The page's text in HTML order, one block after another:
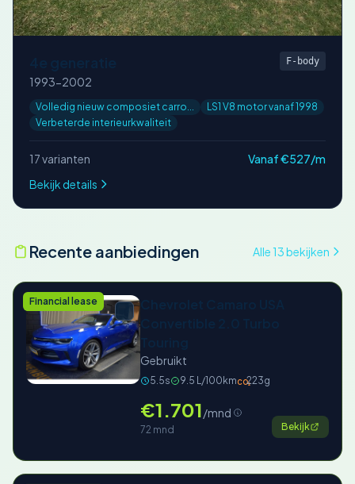
1993-2002
F-body
Volledig nieuw composiet carro...
LS1 V8 motor vanaf 1998
Verbeterde interieurkwaliteit
17 varianten
Vanaf €527/m
Bekijk details
Recente aanbiedingen Alle 13 bekijken
Financial lease
Gebruikt
5.5s 9.5 L/100kmCO₂223g
€1.701/mnd
72 mnd Bekijk